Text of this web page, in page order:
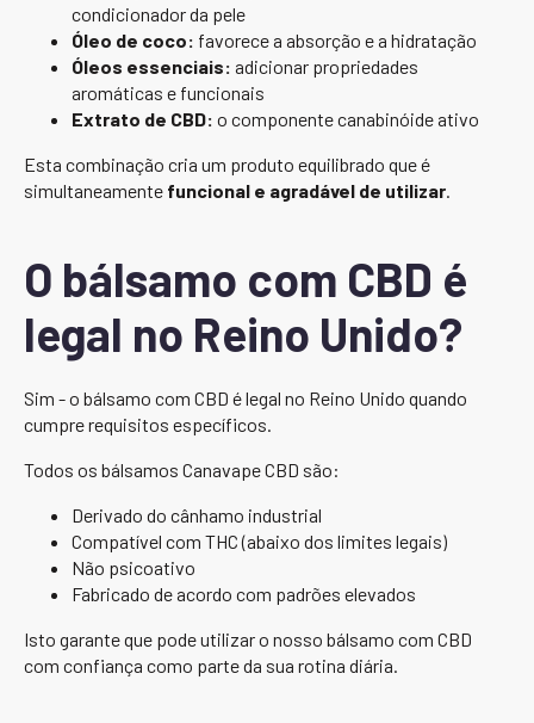
condicionador da pele
Óleo de coco: favorece a absorção e a hidratação
Óleos essenciais: adicionar propriedades
aromáticas e funcionais
Extrato de CBD: o componente canabinóide ativo
Esta combinação cria um produto equilibrado que é
simultaneamente funcional e agradável de utilizar.
O bálsamo com CBD é
legal no Reino Unido?
Sim - o bálsamo com CBD é legal no Reino Unido quando
cumpre requisitos específicos.
Todos os bálsamos Canavape CBD são:
Derivado do cânhamo industrial
Compatível com THC (abaixo dos limites legais)
Não psicoativo
Fabricado de acordo com padrões elevados
Isto garante que pode utilizar o nosso bálsamo com CBD
com confiança como parte da sua rotina diária.